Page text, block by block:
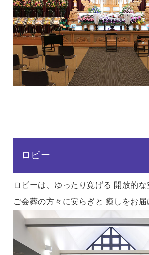
ロビー
ロビーは、ゆったり寛げる 開放的な
ご会葬の方々に安らぎと 癒しをお届